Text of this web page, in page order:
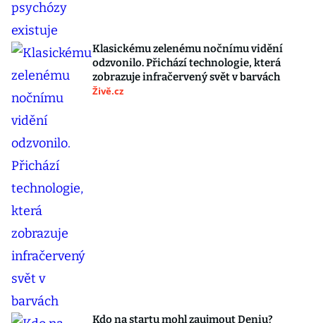
Klasickému zelenému nočnímu vidění
odzvonilo. Přichází technologie, která
zobrazuje infračervený svět v barvách
Živě.cz
Kdo na startu mohl zaujmout Deniu?